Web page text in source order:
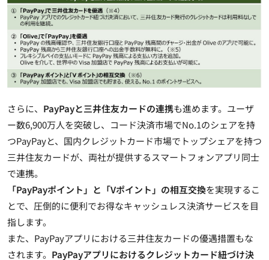
さらに、 PayPayと三井住友カードの連携も進めます。ユーザ
ー数6,900万人を突破し、コード決済市場でNo.1のシェアを持
つPayPayと、国内クレジットカード市場でトップシェアを持つ
三井住友カードが、両社が提供するスマートフォンアプリ同士
で連携。
「PayPayポイント」と「Vポイント」の相互交換を実現するこ
とで、圧倒的に便利でお得なキャッシュレス決済サービスを目
指します。
また、PayPayアプリにおける三井住友カードの優遇措置もな
されます。 PayPayアプリにおけるクレジットカード紐づけ決